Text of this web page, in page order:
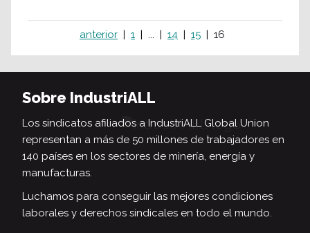
anterior 1 ... 14 15 16
Sobre IndustriALL
Los sindicatos afiliados a IndustriALL Global Union
representan a más de 50 millones de trabajadores en
140 países en los sectores de minería, energía y
manufacturas.
Luchamos para conseguir las mejores condiciones
laborales y derechos sindicales en todo el mundo.